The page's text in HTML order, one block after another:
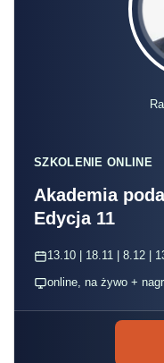
SZKOLENIE ONLINE
Akademia
Edycja 11
13.10 | 18.11 | 8.12 |
online, na żywo +